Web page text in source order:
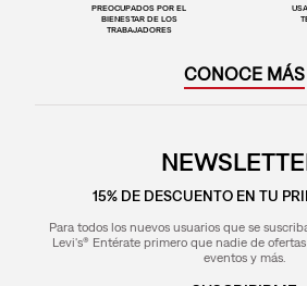
PREOCUPADOS POR EL
BIENESTAR DE LOS
TRABAJADORES
CONOCE MÁS
15% DE DESCUENTO EN TU
Para todos los nuevos usuarios que se
Levi's® Entérate primero que nadie de
eventos y más.